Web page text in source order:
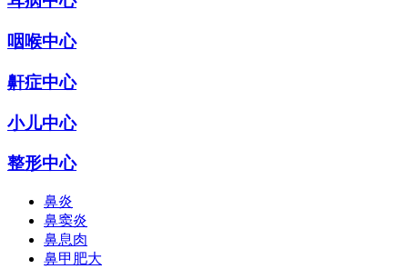
咽喉中心
鼾症中心
小儿中心
整形中心
鼻炎
鼻窦炎
鼻息肉
鼻甲肥大